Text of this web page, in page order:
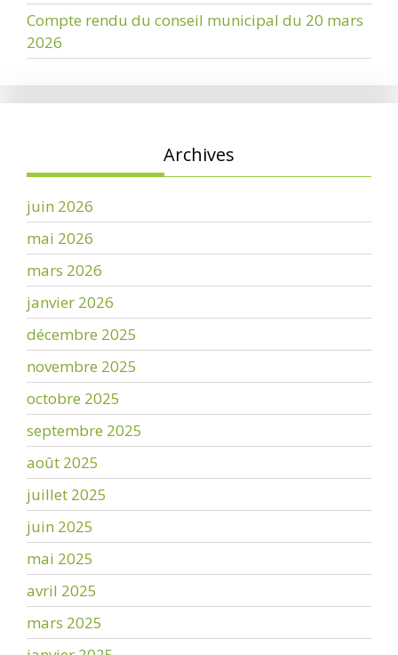
Compte rendu du conseil municipal du 20 mars
2026
Archives
juin 2026
mai 2026
mars 2026
janvier 2026
décembre 2025
novembre 2025
octobre 2025
septembre 2025
août 2025
juillet 2025
juin 2025
mai 2025
avril 2025
mars 2025